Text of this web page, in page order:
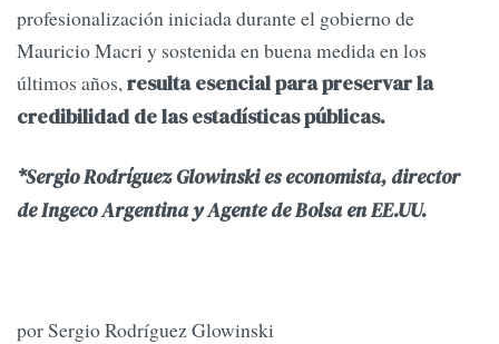
profesionalización iniciada durante el gobierno de
Mauricio Macri y sostenida en buena medida en los
últimos años,resulta esencial para preservar la
credibilidad de las estadísticas públicas.
*Sergio Rodríguez Glowinski es economista, director
de Ingeco Argentina y Agente de Bolsa en EE.UU.
por Sergio Rodríguez Glowinski